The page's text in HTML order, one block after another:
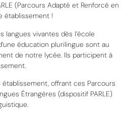
(Parcours Adapté et Renforcé en
établissement !
langues vivantes dès l’école
éducation plurilingue sont au
de notre lycée. Ils participent à
offrant ces Parcours
Étrangères (dispositif PARLE)